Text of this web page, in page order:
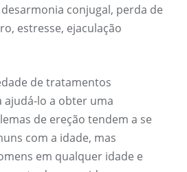
conjugal, perda de
estresse, ejaculação
de tratamentos
ajudá-lo a obter uma
de ereção tendem a se
com a idade, mas
em qualquer idade e